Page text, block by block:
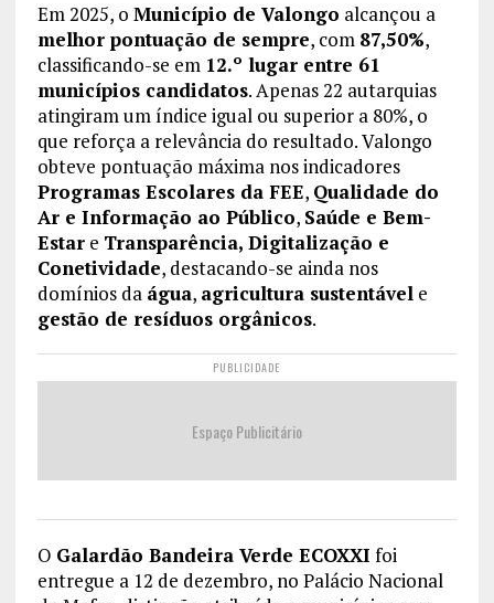
Em 2025, o Município de Valongo alcançou a
melhor pontuação de sempre, com 87,50%,
classificando-se em 12.º lugar entre 61
municípios candidatos. Apenas 22 autarquias
atingiram um índice igual ou superior a 80%, o
que reforça a relevância do resultado. Valongo
obteve pontuação máxima nos indicadores
Programas Escolares da FEE, Qualidade do
Ar e Informação ao Público, Saúde e Bem-
Estare Transparência, Digitalização e
Conetividade, destacando-se ainda nos
domínios da água, agricultura sustentávele
gestão de resíduos orgânicos.
PUBLICIDADE
Espaço Publicitário
O Galardão Bandeira Verde ECOXXI foi
entregue a 12 de dezembro, no Palácio Nacional